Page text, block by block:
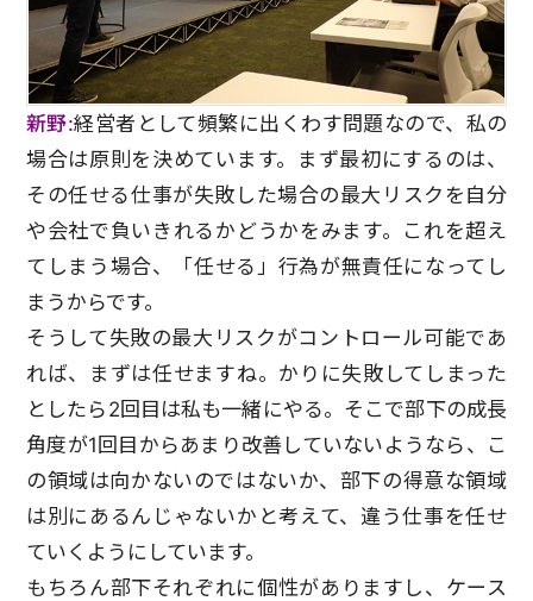
新野:経営者として頻繁に出くわす問題なので、私の
場合は原則を決めています。まず最初にするのは、
その任せる仕事が失敗した場合の最大リスクを自分
や会社で負いきれるかどうかをみます。これを超え
てしまう場合、「任せる」行為が無責任になってし
まうからです。
そうして失敗の最大リスクがコントロール可能であ
れば、まずは任せますね。かりに失敗してしまった
としたら2回目は私も一緒にやる。そこで部下の成長
角度が1回目からあまり改善していないようなら、こ
の領域は向かないのではないか、部下の得意な領域
は別にあるんじゃないかと考えて、違う仕事を任せ
ていくようにしています。
もちろん部下それぞれに個性がありますし、ケース